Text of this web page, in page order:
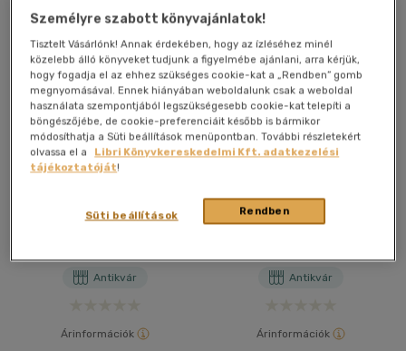
(2213)
Alkalmaz
A teremtés üzenete
Antikvár
Árinformációk
Tojástermelés a
kisgazdaságban
Antikvár
Árinformációk
Személyre szabott könyvajánlatok!
Tisztelt Vásárlónk! Annak érdekében, hogy az ízléséhez minél
közelebb álló könyveket tudjunk a figyelmébe ajánlani, arra kérjük,
hogy fogadja el az ehhez szükséges cookie-kat a „Rendben” gomb
megnyomásával. Ennek hiányában weboldalunk csak a weboldal
használata szempontjából legszükségesebb cookie-kat telepíti a
böngészőjébe, de cookie-preferenciáit később is bármikor
módosíthatja a Süti beállítások menüpontban. További részletekért
olvassa el a
Libri Könyvkereskedelmi Kft. adatkezelési
tájékoztatóját!
Rendben
Süti beállítások